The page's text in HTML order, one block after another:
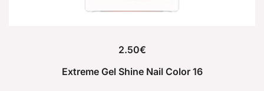
2.50€
Extreme Gel Shine Nail Color 16